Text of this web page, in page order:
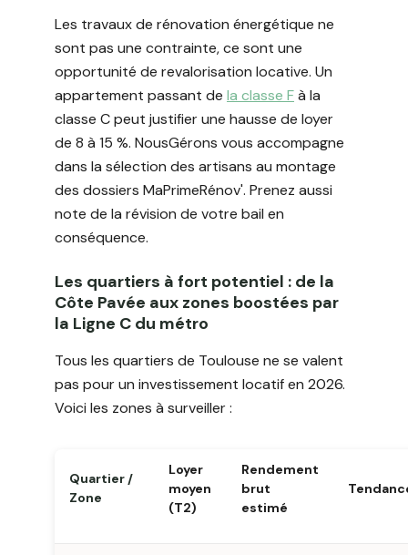
Les travaux de rénovation énergétique ne
sont pas une contrainte, ce sont une
opportunité de revalorisation locative. Un
appartement passant de la classe Fà la
classe C peut justifier une hausse de loyer
de 8 à 15 %. NousGérons vous accompagne
dans la sélection des artisans au montage
des dossiers MaPrimeRénov'. Prenez aussi
note de la révision de votre bail en
conséquence.
Les quartiers à fort potentiel : de la
Côte Pavée aux zones boostées par
la Ligne C du métro
Tous les quartiers de Toulouse ne se valent
pas pour un investissement locatif en 2026.
Voici les zones à surveiller :
Quartier /
Zone
Loyer
moyen
(T2)
Rendement
brut
estimé